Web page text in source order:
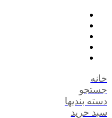
خانه
جستجو
دسته بندیها
سبد خرید